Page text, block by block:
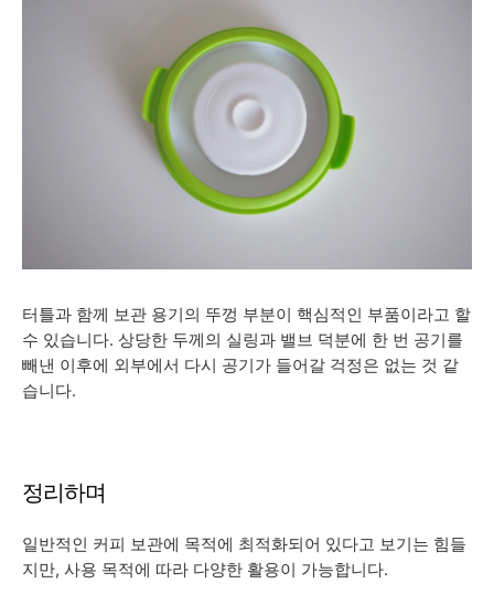
터틀과 함께 보관 용기의 뚜껑 부분이 핵심적인 부품이라고 할
수 있습니다. 상당한 두께의 실링과 밸브 덕분에 한 번 공기를
빼낸 이후에 외부에서 다시 공기가 들어갈 걱정은 없는 것 같
습니다.
정리하며
일반적인 커피 보관에 목적에 최적화되어 있다고 보기는 힘들
지만, 사용 목적에 따라 다양한 활용이 가능합니다.